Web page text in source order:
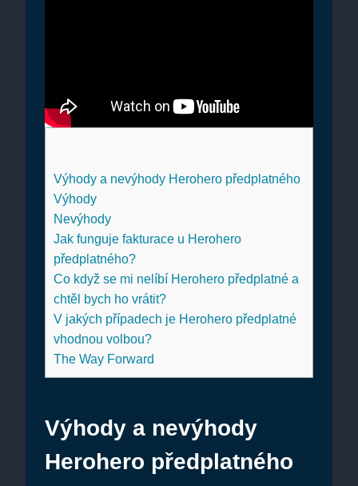
Výhody a nevýhody Herohero předplatného
Výhody
Nevýhody
Jak funguje fakturace u Herohero
předplatného?
Co když se mi nelíbí Herohero předplatné a
chtěl bych ho vrátit?
V jakých případech je Herohero předplatné
vhodnou volbou?
The Way Forward
Výhody a nevýhody
Herohero předplatného